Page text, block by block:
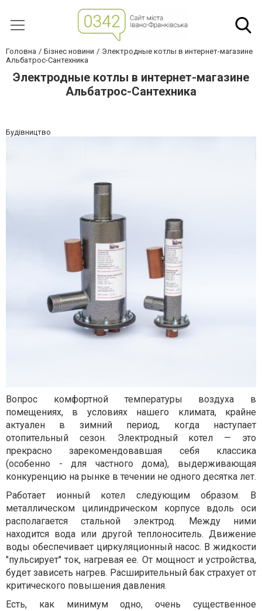
Головна Бізнес новини
Электродные котлы в интернет-магазине
Альбатрос-Сантехника
Электродные котлы в интернет-магазине
Альбатрос-Сантехника
Будівництво
Вопрос комфортной температуры воздуха в
помещениях, в условиях нашего климата, крайне
актуален в зимний период, когда наступает
отопительный сезон. Электродный котел — это
прекрасно зарекомендовавшая себя классика
(особенно - для частного дома), выдерживающая
конкуренцию на рынке в течении не одного десятка лет.
Работает ионный котел следующим образом. В
металлическом цилиндрическом корпусе вдоль оси
располагается стальной электрод. Между ними
находится вода или другой теплоноситель. Движение
воды обеспечивает циркуляционный насос. В жидкости
"пульсирует" ток, нагревая ее. От мощност и устройства,
будет зависеть нагрев. Расширительный бак страхует от
критического повышения давления.
Есть, как минимум одно, очень существенное